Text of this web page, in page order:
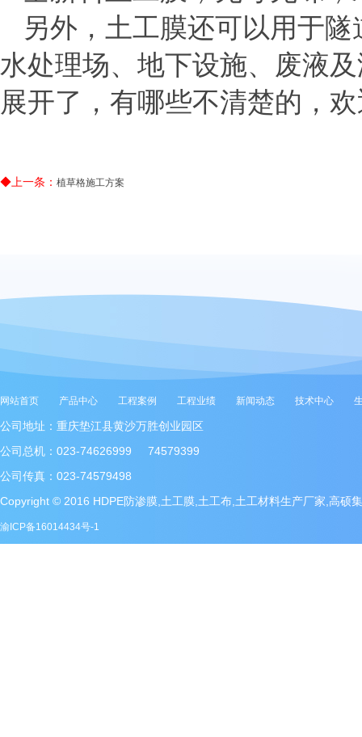
另外，土工膜还可以用于
水处理场、地下设施、废液
展开了，有哪些不清楚的，
◆上一条： 植草格施工方案
网站首页 产品中心 工程案例 工程业绩 新闻动态 技术中心
公司地址：重庆垫江县黄沙万胜创业园区
公司总机：023-74626999 74579399
公司传真：023-74579498
Copyright © 2016 HDPE防渗膜,土工膜,土工布,土工材料生产厂家,高硕
渝ICP备16014434号-1